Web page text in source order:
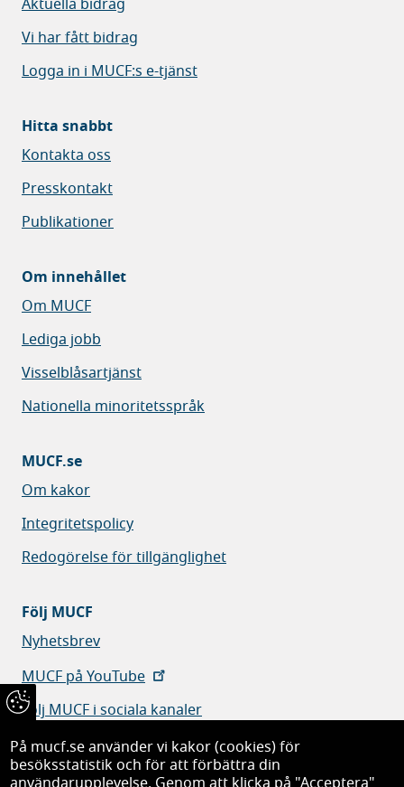
Aktuella bidrag
Vi har fått bidrag
Logga in i MUCF:s e-tjänst
Hitta snabbt
Kontakta oss
Presskontakt
Publikationer
Om innehållet
Om MUCF
Lediga jobb
Visselblåsartjänst
Nationella minoritetsspråk
MUCF.se
Om kakor
Integritetspolicy
Redogörelse för tillgänglighet
Följ MUCF
Nyhetsbrev
MUCF på YouTube
Följ MUCF i sociala kanaler
På mucf.se använder vi kakor (cookies) för
besöksstatistik och för att förbättra din